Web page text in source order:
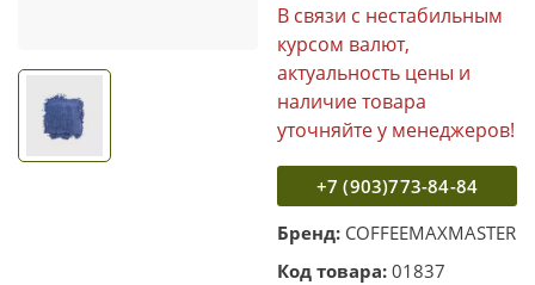
В связи с нестабильным
курсом валют,
актуальность цены и
наличие товара
уточняйте у менеджеров!
+7 (903)773-84-84
Бренд: COFFEEMAXMASTER
Код товара: 01837